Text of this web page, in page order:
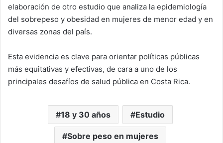
elaboración de otro estudio que analiza la epidemiología
del sobrepeso y obesidad en mujeres de menor edad y en
diversas zonas del país.
Esta evidencia es clave para orientar políticas públicas
más equitativas y efectivas, de cara a uno de los
principales desafíos de salud pública en Costa Rica.
18 y 30 años Estudio
Sobre peso en mujeres